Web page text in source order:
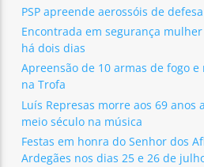
PSP apreende aerossóis de
Encontrada em segurança
há dois dias
Apreensão de 10 armas de fogo
na Trofa
Luís Represas morre aos 69 anos
meio século na música
Festas em honra do Senhor dos
Ardegães nos dias 25 e 26 de